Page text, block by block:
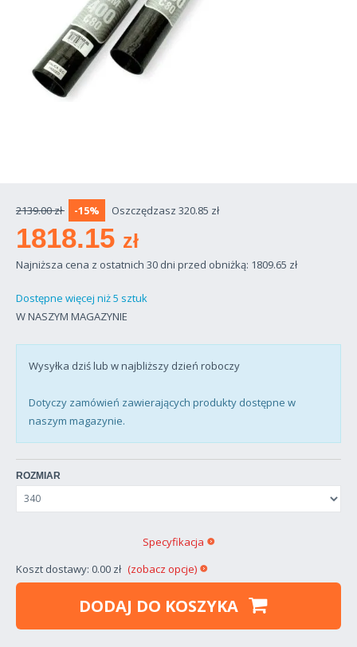
2139.00 zł -15% Oszczędzasz 320.85 zł
1818.15 zł
Najniższa cena z ostatnich 30 dni przed obniżką: 1809.65 zł
Dostępne więcej niż 5 sztuk
W NASZYM MAGAZYNIE
Wysyłka dziś lub w najbliższy dzień roboczy
Dotyczy zamówień zawierających produkty dostępne w
naszym magazynie.
ROZMIAR
Koszt dostawy: 0.00 zł (zobacz opcje)
Specyfikacja
DODAJ DO KOSZYKA